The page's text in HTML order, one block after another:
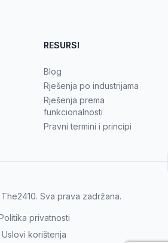
RESURSI
Blog
Rješenja po industrijama
Rješenja prema
funkcionalnosti
Pravni termini i principi
The2410. Sva prava zadržana.
privatnosti
Uslovi korištenja